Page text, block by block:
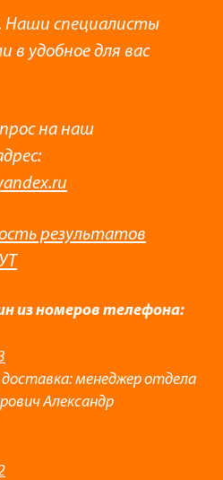
Наши специалисты
в удобное для вас
на наш
результатов
из номеров телефона:
менеджер отдела
Александр